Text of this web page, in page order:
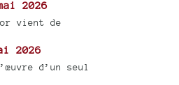
2026
vient de
2026
d’un seul